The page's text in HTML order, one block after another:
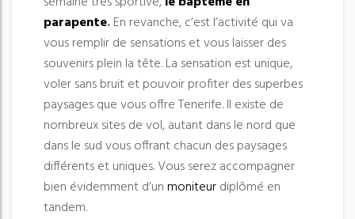
parapente.En revanche, c’est l’activité qui va
vous remplir de sensations et vous laisser des
souvenirs plein la tête. La sensation est unique,
voler sans bruit et pouvoir profiter des superbes
paysages que vous offre Tenerife. Il existe de
nombreux sites de vol, autant dans le nord que
dans le sud vous offrant chacun des paysages
différents et uniques. Vous serez accompagner
bien évidemment d’unmoniteurdiplômé en
tandem.